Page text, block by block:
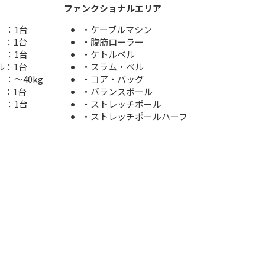
1台
1台
1台
：1台
40kg
1台
1台
ファンクショナルエリア
・ケーブルマシン
・腹筋ローラー
・ケトルベル
・スラム・ベル
・コア・バッグ
・バランスボール
・ストレッチポール
・ストレッチポールハーフ